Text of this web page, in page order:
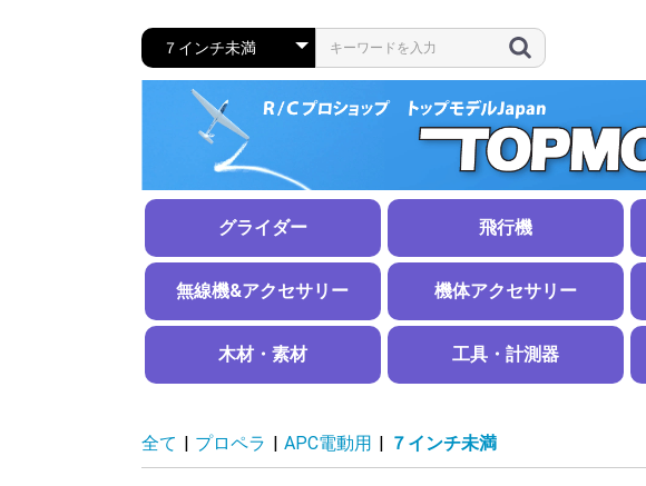
グライダー
ラダー機
エルロン機
スケール機
メカ搭載済み完成機
グライダー用アクセサリー
飛行機
練習機
スポーツ機
スケール機
水上機
手投げグライダー
無線機&アクセサリー
電圧レギュレーター
サーボギア・ホーン
サーボアクセサリー
サーボコネクタ、工具
延長コードＨＤ
延長コードＳＴ・ＬＴ
無線機用アクセサリー
機体アクセサリー
電動用スピンナー
ＡＢスピンナー
スピンナー
引込脚
固定脚＆ホイルパンツ
エンジンマウント
燃料タンク
タンク周り小物
タイヤ
ストッパー
エンジン・関連用品
その他
ステッカー
木材・素材 工具・計測器
全て プロペラ APC電動用 ７インチ未満